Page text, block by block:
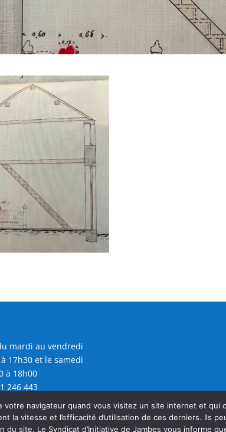
mardi au vendredi
17h30 et le samedi
à 18h00
246 443
navigateur quand vous visitez un site internet et
la vitesse et l’efficacité d’utilisation de ces derniers. Ils
du site. Le Syndicat d’Initiative de Jambes vous informe